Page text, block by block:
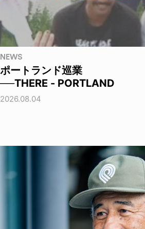
NEWS
ポートランド巡業
──THERE - PORTLAND
2026.08.04